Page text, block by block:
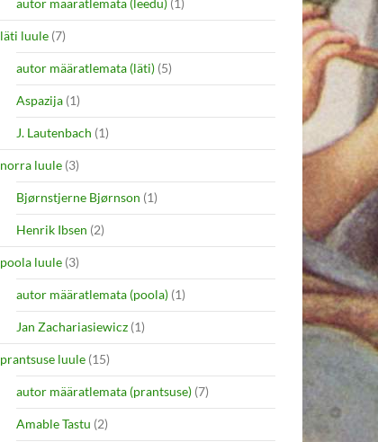
autor määratlemata (leedu) (1)
läti luule (7)
autor määratlemata (läti) (5)
Aspazija (1)
J. Lautenbach (1)
norra luule (3)
Bjørnstjerne Bjørnson (1)
Henrik Ibsen (2)
poola luule (3)
autor määratlemata (poola) (1)
Jan Zachariasiewicz (1)
prantsuse luule (15)
autor määratlemata (prantsuse) (7)
Amable Tastu (2)